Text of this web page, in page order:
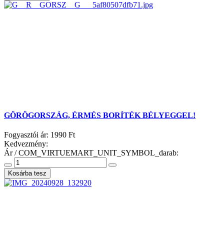
GÖRÖGORSZÁG, ÉRMÉS BORÍTÉK BÉLYEGGEL!
Fogyasztói ár: 1990 Ft
Kedvezmény:
Ár / COM_VIRTUEMART_UNIT_SYMBOL_darab: